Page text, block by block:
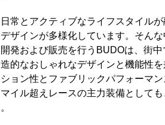
日常とアクティブなライフスタイル
デザインが多様化しています。そん
開発および販売を行うBUDOは、街
造的なおしゃれなデザインと機能性
ション性とファブリックパフォーマ
マイル超えレースの主力装備として
。